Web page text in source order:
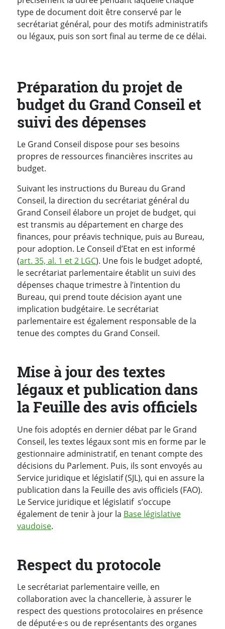
type de document doit être conservé par le
secrétariat général, pour des motifs administratifs
ou légaux, puis son sort final au terme de ce délai.
Préparation du projet de
budget du Grand Conseil et
suivi des dépenses
Le Grand Conseil dispose pour ses besoins
propres de ressources financières inscrites au
budget.
Suivant les instructions du Bureau du Grand
Conseil, la direction du secrétariat général du
Grand Conseil élabore un projet de budget, qui
est transmis au département en charge des
finances, pour préavis technique, puis au Bureau,
pour adoption. Le Conseil d’Etat en est informé
(art. 35, al. 1 et 2 LGC). Une fois le budget adopté,
le secrétariat parlementaire établit un suivi des
dépenses chaque trimestre à l’intention du
Bureau, qui prend toute décision ayant une
implication budgétaire. Le secrétariat
parlementaire est également responsable de la
tenue des comptes du Grand Conseil.
Mise à jour des textes
légaux et publication dans
la Feuille des avis officiels
Une fois adoptés en dernier débat par le Grand
Conseil, les textes légaux sont mis en forme par le
gestionnaire administratif, en tenant compte des
décisions du Parlement. Puis, ils sont envoyés au
Service juridique et législatif (SJL), qui en assure la
publication dans la Feuille des avis officiels (FAO).
Le Service juridique et législatif s’occupe
également de tenir à jour la Base législative
vaudoise.
Respect du protocole
Le secrétariat parlementaire veille, en
collaboration avec la chancellerie, à assurer le
respect des questions protocolaires en présence
de député·e·s ou de représentants des organes